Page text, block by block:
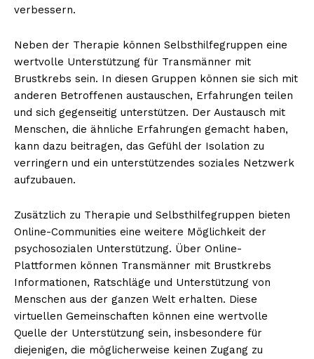
verbessern.
Neben der Therapie können Selbsthilfegruppen eine
wertvolle Unterstützung für Transmänner mit
Brustkrebs sein. In diesen Gruppen können sie sich mit
anderen Betroffenen austauschen, Erfahrungen teilen
und sich gegenseitig unterstützen. Der Austausch mit
Menschen, die ähnliche Erfahrungen gemacht haben,
kann dazu beitragen, das Gefühl der Isolation zu
verringern und ein unterstützendes soziales Netzwerk
aufzubauen.
Zusätzlich zu Therapie und Selbsthilfegruppen bieten
Online-Communities eine weitere Möglichkeit der
psychosozialen Unterstützung. Über Online-
Plattformen können Transmänner mit Brustkrebs
Informationen, Ratschläge und Unterstützung von
Menschen aus der ganzen Welt erhalten. Diese
virtuellen Gemeinschaften können eine wertvolle
Quelle der Unterstützung sein, insbesondere für
diejenigen, die möglicherweise keinen Zugang zu